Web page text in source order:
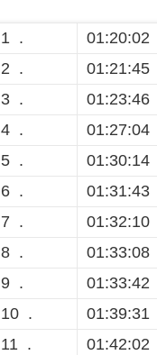
1 . 01:20:02
2 .
01:21:45
3 .
01:23:46
4 .
01:27:04
5 .
01:30:14
6 .
01:31:43
7 .
01:32:10
8 .
01:33:08
9 .
01:33:42
10 .
01:39:31
11 .
01:42:02